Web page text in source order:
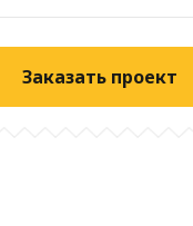
Заказать проект